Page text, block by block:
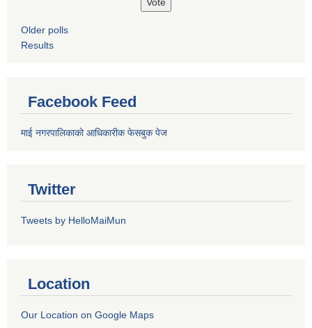
Older polls
Results
Facebook Feed
माई नगरपालिकाको आधिकारीक फेसबुक पेज
Twitter
Tweets by HelloMaiMun
Location
Our Location on Google Maps